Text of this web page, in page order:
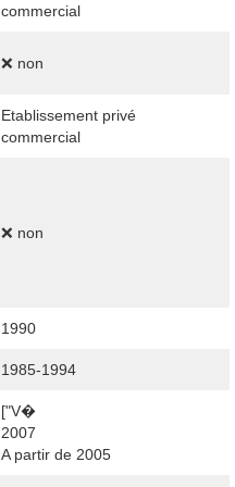
commercial
❌ non
Etablissement privé
commercial
❌ non
1990
1985-1994
["V�
2007
A partir de 2005